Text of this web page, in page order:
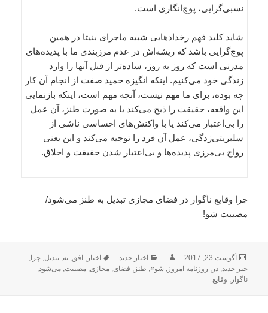
نسبی‌گرایی، پوچ‌انگاری است.
شاید کلید فهم رخدادهایی شبیه ماجرای بنیتا در همین
پوچ‌گرایی باشد که ریشه‌اش در عدم مرزبندی ما با پدیده‌های
مدرنی است که روز به روز، ساده‌تر از قبل آنها را وارد
زندگی خود می‌کنیم. اینکه انگیزه حمید صفت از انجام آن کار
چه بوده، برای ما مهم نیست، آنچه مهم است، اینکه بازنمایی
این واقعه، حقیقت را ذبح می‌کند یا به صورت طنز، آن عمل
را بی‌اعتبار می‌کند یا با واکنش‌های احساسی ناشی از
سلبریتی‌زدگی، عمل آن فرد را توجیه می‌کند و این یعنی
رواج بی‌مرزی پدیده‌ها و بی‌اعتبار شدن حقیقت و اخلاق.
چرا وقایع ناگوار در فضای مجازی تبدیل به طنز می‌شود/
مصیبت شو!
ارسال
شده
در
آگوست 23, 2017 نویسندهدسته‌ها
اخبار جدید برچسب‌ها
اخبار, افق,به,تبدیل,چرا,
خبر جدید,در, روزنامه امروز, شو», طنز, فضای,مجازی,مصیبت,می‌شود,
ناگوار, وقایع